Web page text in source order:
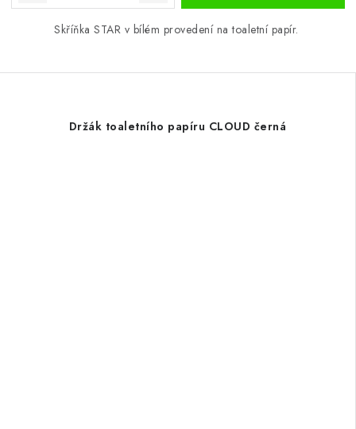
Skříňka STAR v bílém provedení na toaletní papír.
Držák toaletního papíru CLOUD černá